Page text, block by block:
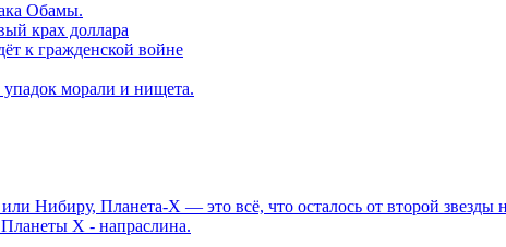
Обамы.
крах доллара
к гражденской войне
морали и нищета.
Нибиру, Планета-Х — это всё, что осталось от второй звезды
Х - напраслина.